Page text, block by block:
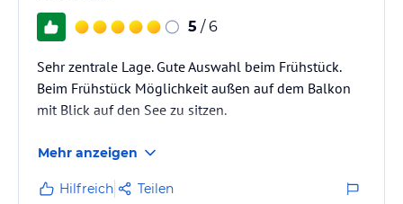
5 / 6
Sehr zentrale Lage. Gute Auswahl beim Frühstück.
Beim Frühstück Möglichkeit außen auf dem Balkon
mit Blick auf den See zu sitzen.
Mehr anzeigen
Hilfreich Teilen